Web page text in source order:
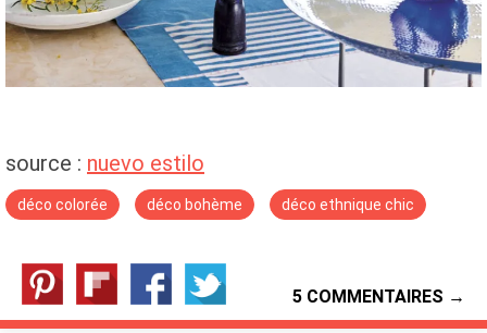
source : nuevo estilo
déco colorée déco bohème déco ethnique chic
5 COMMENTAIRES →